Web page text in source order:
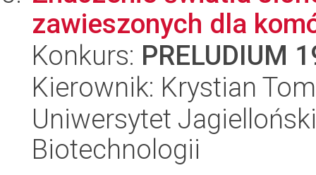
zawieszonych dla
Konkurs: PRELUDIUM
Kierownik: Krystian
Uniwersytet
Biotechnologii